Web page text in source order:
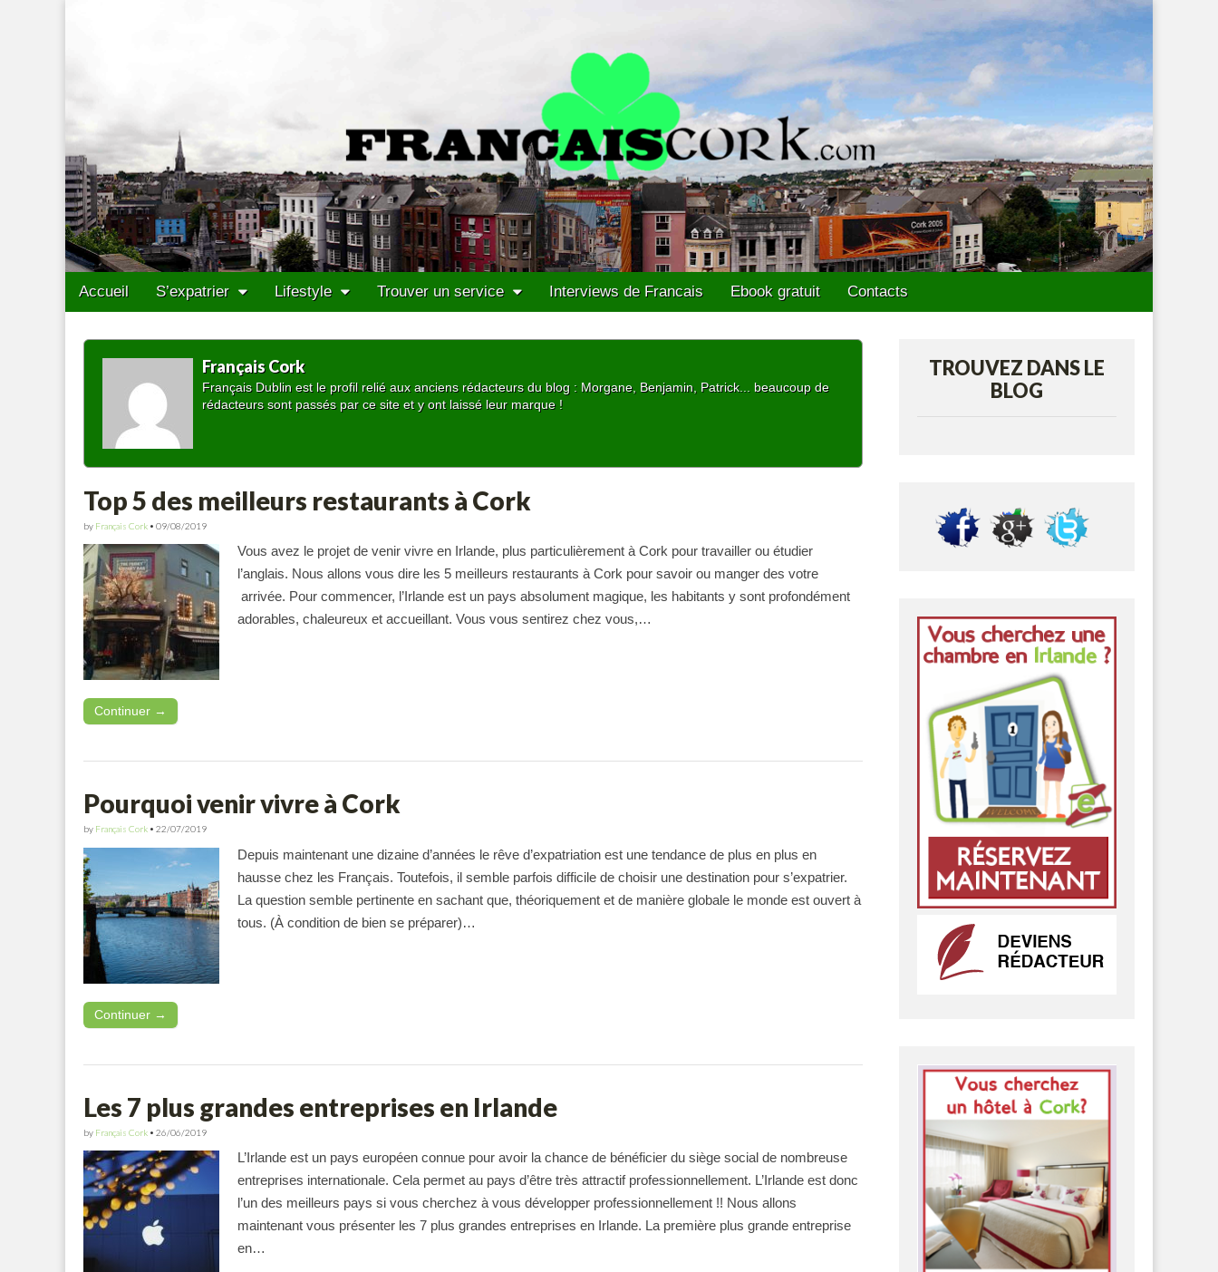
Main menu
Skip to content
Accueil S’expatrier Lifestyle Trouver un service Interviews de Francais Ebook gratuit Contacts
Français Cork
Français Dublin est le profil relié aux anciens rédacteurs du blog : Morgane, Benjamin, Patrick... beaucoup de
rédacteurs sont passés par ce site et y ont laissé leur marque !
Top 5 des meilleurs restaurants à Cork
by Français Cork • 09/08/2019
Vous avez le projet de venir vivre en Irlande, plus particulièrement à Cork pour travailler ou étudier
l’anglais. Nous allons vous dire les 5 meilleurs restaurants à Cork pour savoir ou manger des votre
arrivée. Pour commencer, l’Irlande est un pays absolument magique, les habitants y sont profondément
adorables, chaleureux et accueillant. Vous vous sentirez chez vous,…
Continuer →
Pourquoi venir vivre à Cork
by Français Cork • 22/07/2019
Depuis maintenant une dizaine d’années le rêve d’expatriation est une tendance de plus en plus en
hausse chez les Français. Toutefois, il semble parfois difficile de choisir une destination pour s’expatrier.
La question semble pertinente en sachant que, théoriquement et de manière globale le monde est ouvert à
tous. (À condition de bien se préparer)…
Continuer →
Les 7 plus grandes entreprises en Irlande
by Français Cork • 26/06/2019
L’Irlande est un pays européen connue pour avoir la chance de bénéficier du siège social de nombreuse
entreprises internationale. Cela permet au pays d’être très attractif professionnellement. L’Irlande est donc
l’un des meilleurs pays si vous cherchez à vous développer professionnellement !! Nous allons
maintenant vous présenter les 7 plus grandes entreprises en Irlande. La première plus grande entreprise
en…
TROUVEZ DANS LE
BLOG